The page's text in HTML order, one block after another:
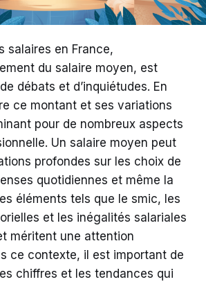
salaires en France,
du salaire moyen, est
débats et d’inquiétudes. En
ce montant et ses variations
pour de nombreux aspects
Un salaire moyen peut
profondes sur les choix de
quotidiennes et même la
éléments tels que le smic, les
et les inégalités salariales
méritent une attention
ce contexte, il est important de
chiffres et les tendances qui